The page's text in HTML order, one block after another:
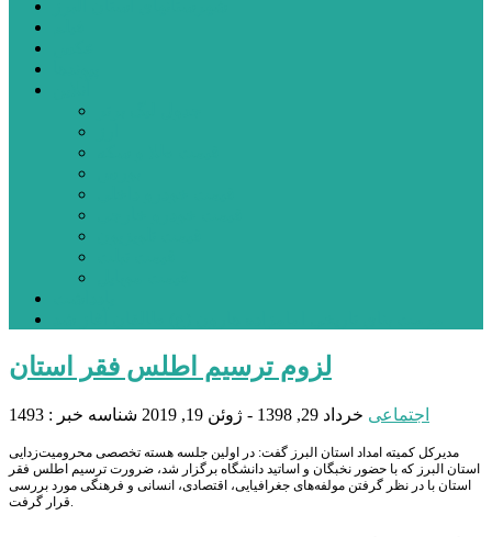
لزوم ترسیم اطلس فقر استان
اجتماعی خرداد 29, 1398 - ژوئن 19, 2019 شناسه خبر : 1493
مدیرکل کمیته امداد استان البرز گفت: در اولین جلسه هسته تخصصی محرومیت‌زدایی
استان البرز که با حضور نخبگان و اساتید دانشگاه برگزار شد، ضرورت ترسیم اطلس فقر
استان با در نظر گرفتن مولفه‌های جغرافیایی، اقتصادی، انسانی و فرهنگی مورد بررسی
قرار گرفت.